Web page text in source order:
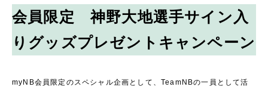
会員限定 神野大地選手サイン入
りグッズプレゼントキャンペーン
myNB会員限定のスペシャル企画として、TeamNBの一員として活